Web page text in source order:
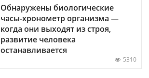
Обнаружены биологические
часы-хронометр организма —
когда они выходят из строя,
развитие человека
останавливается
5310